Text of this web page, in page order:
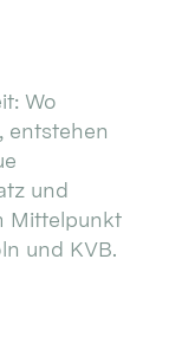
Wo
entstehen
und
Mittelpunkt
und KVB.